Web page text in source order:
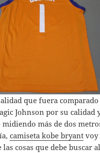
que fuera
Johnson por su calidad
midiendo más de dos
camiseta kobe bryant voy
las cosas que debe buscar